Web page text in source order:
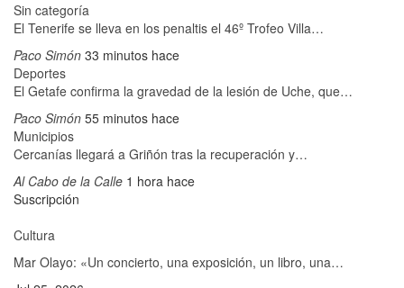
Sin categoría
El Tenerife se lleva en los penaltis el 46º Trofeo Villa…
Paco Simón 33 minutos hace
Deportes
El Getafe confirma la gravedad de la lesión de Uche, que…
Paco Simón 55 minutos hace
Municipios
Cercanías llegará a Griñón tras la recuperación y…
Al Cabo de la Calle 1 hora hace
Suscripción
Cultura
Mar Olayo: «Un concierto, una exposición, un libro, una…